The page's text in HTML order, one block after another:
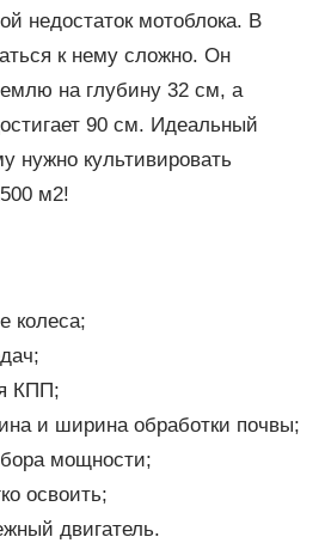
недостаток мотоблока. В
к нему сложно. Он
на глубину 32 см, а
90 см. Идеальный
нужно культивировать
м2!
колеса;
КПП;
и ширина обработки почвы;
мощности;
освоить;
двигатель.